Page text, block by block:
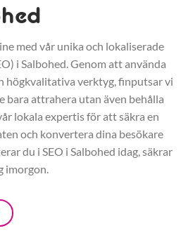
med vår unika och lokaliserade
i Salbohed. Genom att använda
högkvalitativa verktyg, finputsar vi
attrahera utan även behålla
lokala expertis för att säkra en
och konvertera dina besökare
du i SEO i Salbohed idag, säkrar
imorgon.